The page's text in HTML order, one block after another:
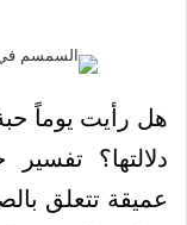
هل رأيت يوماً
دلالتها؟
عميقة تتعلق